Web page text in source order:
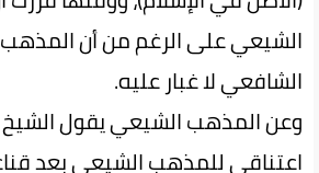
الشيعي على الرغم من أن المذهب
الشافعي لا غبار عليه.
وعن المذهب الشيعي يقول
اعتناقي للمذهب الشيعي بعد